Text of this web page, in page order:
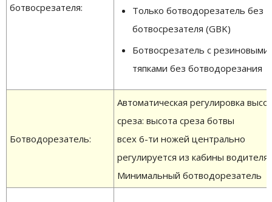
ботвосрезателя:
Только ботводорезатель без
ботвосрезателя (GBK)
Ботвосрезатель с резиновыми
тяпками без ботводорезания
Ботводорезатель:
Автоматическая регулировка
среза: высота среза ботвы
всех 6-ти ножей центрально
регулируется из кабины водителя
Минимальный ботводорезатель